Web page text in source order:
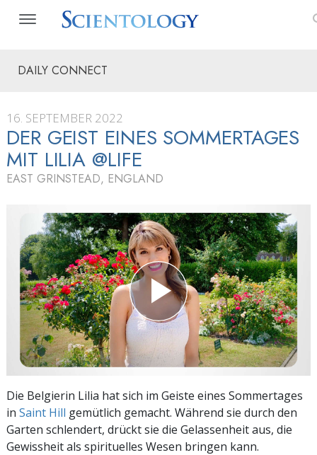
DAILY CONNECT
16. SEPTEMBER 2022
DER GEIST EINES SOMMERTAGES
MIT LILIA @LIFE
EAST GRINSTEAD, ENGLAND
Die Belgierin Lilia hat sich im Geiste eines Sommertages
in Saint Hill gemütlich gemacht. Während sie durch den
Garten schlendert, drückt sie die Gelassenheit aus, die
Gewissheit als spirituelles Wesen bringen kann.